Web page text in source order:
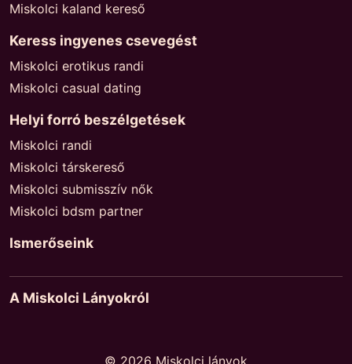
Miskolci kaland kereső
Keress ingyenes csevegést
Miskolci erotikus randi
Miskolci casual dating
Helyi forró beszélgetések
Miskolci randi
Miskolci társkereső
Miskolci submisszív nők
Miskolci bdsm partner
Ismerőseink
A Miskolci Lányokról
© 2026 Miskolci lányok